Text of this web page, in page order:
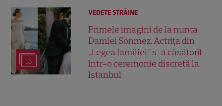
13
VEDETE STRĂINE
Primele imagini de la nunta
Damlei Sönmez. Actrița din
„Legea familiei” s-a căsătorit
într-o ceremonie discretă la
Istanbul